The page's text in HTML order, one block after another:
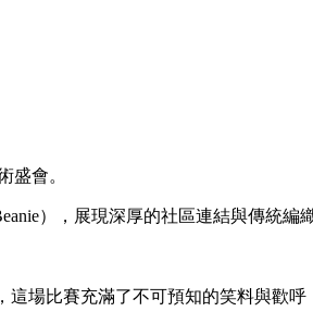
盛會。
），展現深厚的社區連結與傳統編織
這場比賽充滿了不可預知的笑料與歡呼